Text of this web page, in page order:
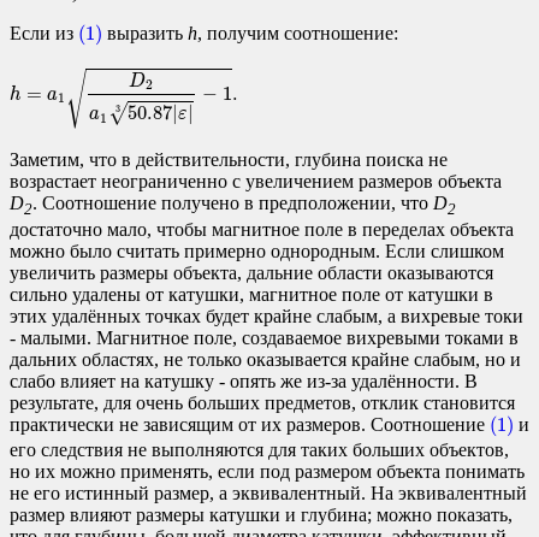
Если из (1)
(1) выразить h, получим соотношение:
h = a1 √ D2
a1
3
√50.87| ε
− 1 .
D2a150.87|ε|3−1.
Заметим, что в действительности, глубина поиска не
возрастает неограниченно с увеличением размеров объекта
D2. Соотношение получено в предположении, что D2
достаточно мало, чтобы магнитное поле в переделах объекта
можно было считать примерно однородным. Если слишком
увеличить размеры объекта, дальние области оказываются
сильно удалены от катушки, магнитное поле от катушки в
этих удалённых точках будет крайне слабым, а вихревые токи
- малыми. Магнитное поле, создаваемое вихревыми токами в
дальних областях, не только оказывается крайне слабым, но и
слабо влияет на катушку - опять же из-за удалённости. В
результате, для очень больших предметов, отклик становится
практически не зависящим от их размеров. Соотношение (1)
(1) и
его следствия не выполняются для таких больших объектов,
но их можно применять, если под размером объекта понимать
не его истинный размер, а эквивалентный. На эквивалентный
размер влияют размеры катушки и глубина; можно показать,